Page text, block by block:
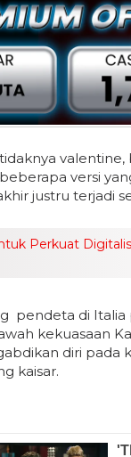
valentine,
versi
justru terjadi
Perkuat
pendeta di Italia
kekuasaan
diri pada
kaisar.